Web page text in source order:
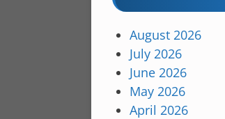
August 2026
July 2026
June 2026
May 2026
April 2026